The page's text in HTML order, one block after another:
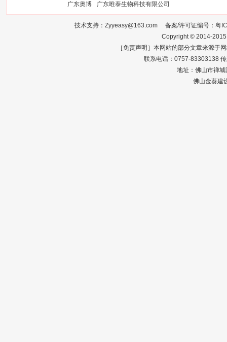
广东奥博
广东唯泰生物科技有限公司
技术支持：Zyyeasy@163.com 备案/许可证编号： 粤
Copyright © 2014-
［免责声明］本网站的部分文章来源于
联系电话：0757-83303138
地址：佛山市禅
佛山金葵建